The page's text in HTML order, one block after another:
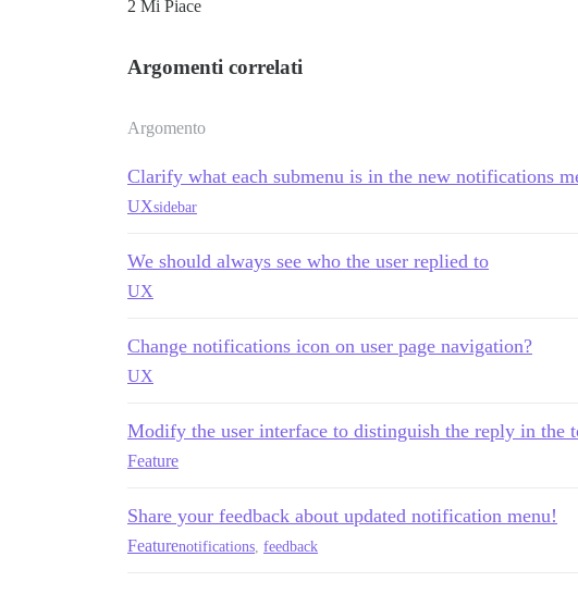
2 Mi Piace
Argomenti correlati
Argomento
Clarify what each submenu is in the new notifications
UXsidebar
We should always see who the user replied to
UX
Change notifications icon on user page navigation?
UX
Modify the user interface to distinguish the reply in the
Feature
Share your feedback about updated notification menu!
Featurenotifications feedback